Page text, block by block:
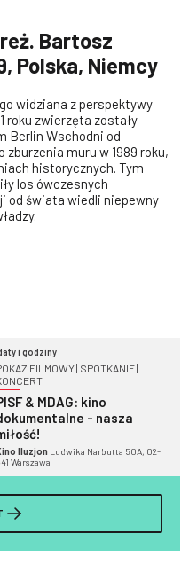
Bartosz
Polska, Niemcy
widziana z perspektywy
roku zwierzęta zostały
Berlin Wschodni od
zburzenia muru w 1989 roku,
historycznych. Tym
los ówczesnych
od świata wiedli niepewny
i godziny
FILMOWY | SPOTKANIE |
& MDAG: kino
- nasza
Iluzjon Ludwika Narbutta 50A, 02-
Warszawa